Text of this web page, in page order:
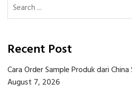
Recent Post
Cara Order Sample Produk dari
August 7, 2026